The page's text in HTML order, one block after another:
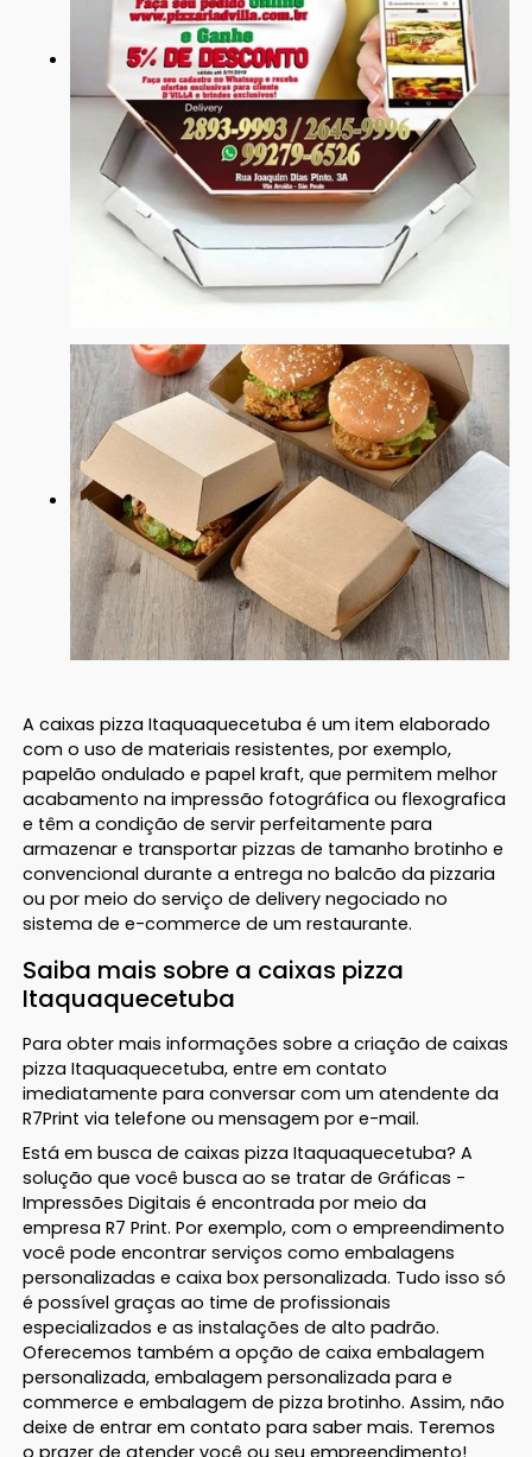
A caixas pizza Itaquaquecetuba é um item elaborado
com o uso de materiais resistentes, por exemplo,
papelão ondulado e papel kraft, que permitem melhor
acabamento na impressão fotográfica ou flexografica
e têm a condição de servir perfeitamente para
armazenar e transportar pizzas de tamanho brotinho e
convencional durante a entrega no balcão da pizzaria
ou por meio do serviço de delivery negociado no
sistema de e-commerce de um restaurante.
Saiba mais sobre a caixas pizza
Itaquaquecetuba
Para obter mais informações sobre a criação de caixas
pizza Itaquaquecetuba, entre em contato
imediatamente para conversar com um atendente da
R7Print via telefone ou mensagem por e-mail.
Está em busca de caixas pizza Itaquaquecetuba? A
solução que você busca ao se tratar de Gráficas -
Impressões Digitais é encontrada por meio da
empresa R7 Print. Por exemplo, com o empreendimento
você pode encontrar serviços como embalagens
personalizadas e caixa box personalizada. Tudo isso só
é possível graças ao time de profissionais
especializados e as instalações de alto padrão.
Oferecemos também a opção de caixa embalagem
personalizada, embalagem personalizada para e
commerce e embalagem de pizza brotinho. Assim, não
deixe de entrar em contato para saber mais. Teremos